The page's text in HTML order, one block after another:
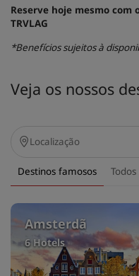
Reserve hoje mesmo com
TRVLAG
*Benefícios sujeitos à
Veja os nossos
Destinos famosos
Amsterdã
6 Hotels